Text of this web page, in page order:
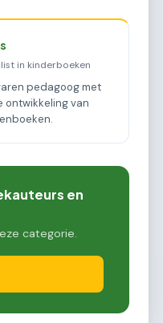
in kinderboeken
pedagoog met
ontwikkeling van
en
categorie.